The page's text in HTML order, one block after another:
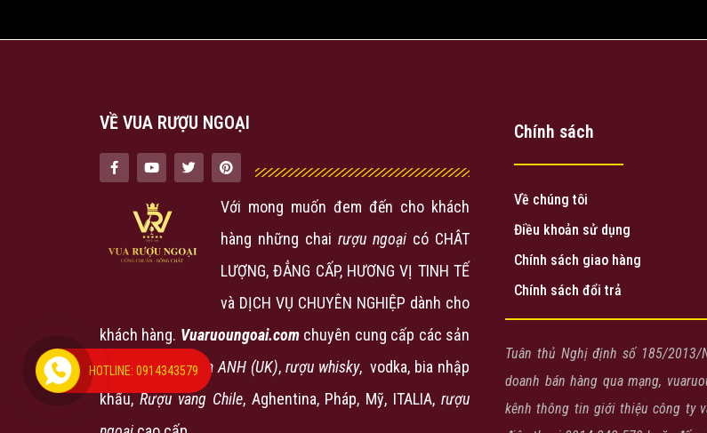
VỀ VUA RƯỢU NGOẠI
Với mong muốn đem đến cho khách
hàng những chai rượu ngoại có CHÂT
LƯỢNG, ĐẲNG CẤP, HƯƠNG VỊ TINH TẾ
và DỊCH VỤ CHUYÊN NGHIỆP dành cho
khách hàng. Vuaruoungoai.comchuyên cung cấp các sản
phẩmrượu nội địa ANH (UK), rượu whisky, vodka, bia nhập
khẩu,Rượu vang Chile, Aghentina, Pháp, Mỹ, ITALIA, rượu
Chính sách
Về chúng tôi
Điều khoản sử dụng
Chính sách giao hàng
Chính sách đổi trả
Tuân thủ Nghị định số 185/2013/
doanh bán hàng qua mạng,
kênh thông tin giới thiệu công ty
HOTLINE: 0914343579